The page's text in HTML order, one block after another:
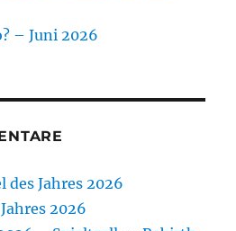
– Juni 2026
des Jahres 2026
2026